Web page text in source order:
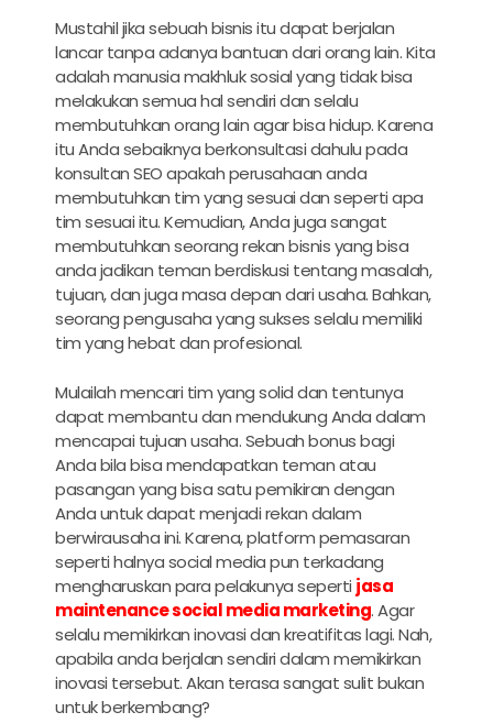
Mustahil jika sebuah bisnis itu dapat berjalan
lancar tanpa adanya bantuan dari orang lain. Kita
adalah manusia makhluk sosial yang tidak bisa
melakukan semua hal sendiri dan selalu
membutuhkan orang lain agar bisa hidup. Karena
itu Anda sebaiknya berkonsultasi dahulu pada
konsultan SEO apakah perusahaan anda
membutuhkan tim yang sesuai dan seperti apa
tim sesuai itu. Kemudian, Anda juga sangat
membutuhkan seorang rekan bisnis yang bisa
anda jadikan teman berdiskusi tentang masalah,
tujuan, dan juga masa depan dari usaha. Bahkan,
seorang pengusaha yang sukses selalu memiliki
tim yang hebat dan profesional.
Mulailah mencari tim yang solid dan tentunya
dapat membantu dan mendukung Anda dalam
mencapai tujuan usaha. Sebuah bonus bagi
Anda bila bisa mendapatkan teman atau
pasangan yang bisa satu pemikiran dengan
Anda untuk dapat menjadi rekan dalam
berwirausaha ini. Karena, platform pemasaran
seperti halnya social media pun terkadang
mengharuskan para pelakunya seperti jasa
maintenance social media marketing. Agar
selalu memikirkan inovasi dan kreatifitas lagi. Nah,
apabila anda berjalan sendiri dalam memikirkan
inovasi tersebut. Akan terasa sangat sulit bukan
untuk berkembang?